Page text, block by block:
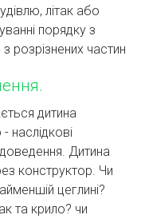
літак або
порядку з
розрізнених частин
дитина
наслідкові
Дитина
конструктор. Чи
цеглині?
та крило? чи